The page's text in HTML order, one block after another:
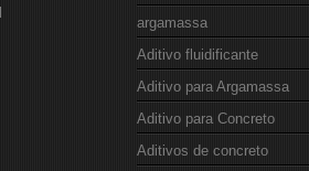
argamassa
Aditivo fluidificante
Aditivo para Argamassa
Aditivo para Concreto
Aditivos de concreto